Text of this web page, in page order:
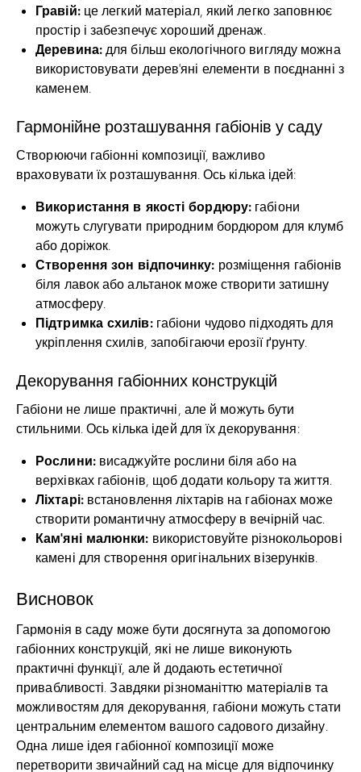
Гравій:це легкий матеріал, який легко заповнює
простір і забезпечує хороший дренаж.
Деревина:для більш екологічного вигляду можна
використовувати дерев’яні елементи в поєднанні з
каменем.
Гармонійне розташування габіонів у саду
Створюючи габіонні композиції, важливо
враховувати їх розташування. Ось кілька ідей:
Використання в якості бордюру: габіони
можуть слугувати природним бордюром для клумб
або доріжок.
Створення зон відпочинку: розміщення габіонів
біля лавок або альтанок може створити затишну
атмосферу.
Підтримка схилів:габіони чудово підходять для
укріплення схилів, запобігаючи ерозії ґрунту.
Декорування габіонних конструкцій
Габіони не лише практичні, але й можуть бути
стильними. Ось кілька ідей для їх декорування:
Рослини:висаджуйте рослини біля або на
верхівках габіонів, щоб додати кольору та життя.
Ліхтарі:встановлення ліхтарів на габіонах може
створити романтичну атмосферу в вечірній час.
Кам’яні малюнки: використовуйте різнокольорові
камені для створення оригінальних візерунків.
Висновок
Гармонія в саду може бути досягнута за допомогою
габіонних конструкцій, які не лише виконують
практичні функції, але й додають естетичної
привабливості. Завдяки різноманіттю матеріалів та
можливостям для декорування, габіони можуть стати
центральним елементом вашого садового дизайну.
Одна лише ідея габіонної композиції може
перетворити звичайний сад на місце для відпочинку